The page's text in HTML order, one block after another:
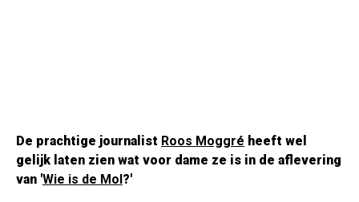
De prachtige journalist Roos Moggré heeft wel
gelijk laten zien wat voor dame ze is in de aflevering
van 'Wie is de Mol?'